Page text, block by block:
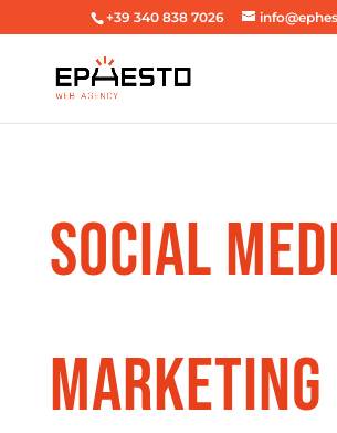
+39 340 838 7026
SOCIAL
MARKETING